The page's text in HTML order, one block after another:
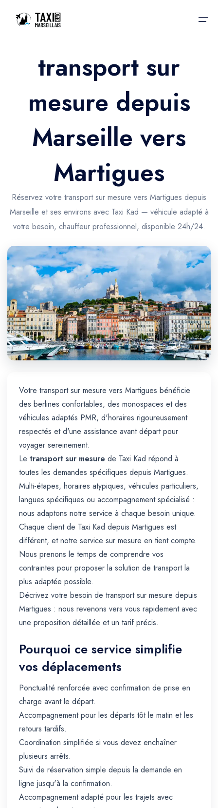
Accueil
Trajet Gare SNCF
Trajet Port croisière
Trajet Séminaire
Trajet Santé
Trajet Longue Distance
Réservation
Actualités & évènements
Contactez-nous
transport sur
mesure depuis
Marseille vers
Martigues
Réservez votre transport sur mesure vers Martigues depuis
Marseille et ses environs avec Taxi Kad — véhicule adapté à
votre besoin, chauffeur professionnel, disponible 24h/24.
Votre transport sur mesure vers Martigues bénéficie
des berlines confortables, des monospaces et des
véhicules adaptés PMR, d'horaires rigoureusement
respectés et d'une assistance avant départ pour
voyager sereinement.
Le transport sur mesure de Taxi Kad répond à
toutes les demandes spécifiques depuis Martigues.
Multi-étapes, horaires atypiques, véhicules particuliers,
langues spécifiques ou accompagnement spécialisé :
nous adaptons notre service à chaque besoin unique.
Chaque client de Taxi Kad depuis Martigues est
différent, et notre service sur mesure en tient compte.
Nous prenons le temps de comprendre vos
contraintes pour proposer la solution de transport la
plus adaptée possible.
Décrivez votre besoin de transport sur mesure depuis
Martigues : nous revenons vers vous rapidement avec
une proposition détaillée et un tarif précis.
Pourquoi ce service simplifie
vos déplacements
Ponctualité renforcée avec confirmation de prise en
charge avant le départ.
Accompagnement pour les départs tôt le matin et les
retours tardifs.
Coordination simplifiée si vous devez enchaîner
plusieurs arrêts.
Suivi de réservation simple depuis la demande en
ligne jusqu'à la confirmation.
Accompagnement adapté pour les trajets avec